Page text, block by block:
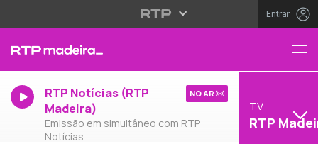
Entrar
RTP Notícias (RTP
Madeira)
Emissão em simultâneo com RTP
Notícias
NO AR
TV
RTP